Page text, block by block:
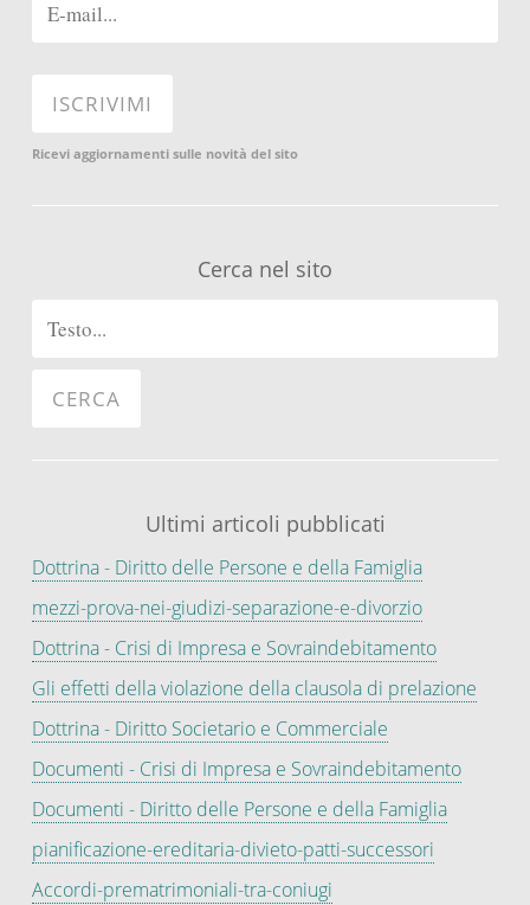
Ricevi aggiornamenti sulle novità del sito
Cerca nel sito
Ultimi articoli pubblicati
Dottrina - Diritto delle Persone e della Famiglia
mezzi-prova-nei-giudizi-separazione-e-divorzio
Dottrina - Crisi di Impresa e Sovraindebitamento
Gli effetti della violazione della clausola di prelazione
Dottrina - Diritto Societario e Commerciale
Documenti - Crisi di Impresa e Sovraindebitamento
Documenti - Diritto delle Persone e della Famiglia
pianificazione-ereditaria-divieto-patti-successori
Accordi-prematrimoniali-tra-coniugi